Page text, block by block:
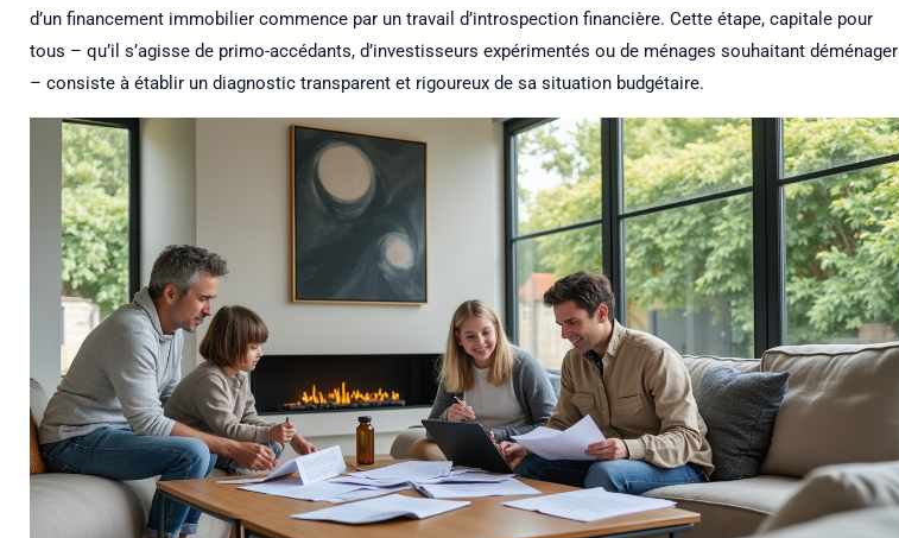
d’un financement immobilier commence par un travail d’introspection financière. Cette étape, capitale pour
tous – qu’il s’agisse de primo-accédants, d’investisseurs expérimentés ou de ménages souhaitant déménager
– consiste à établir un diagnostic transparent et rigoureux de sa situation budgétaire.